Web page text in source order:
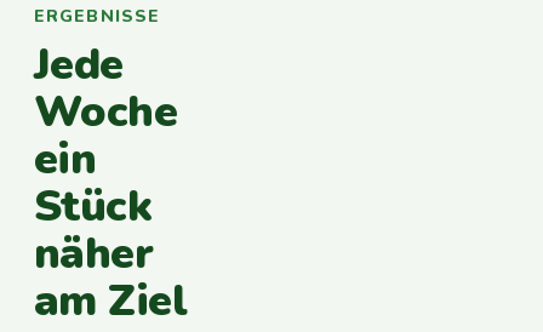
ERGEBNISSE
Jede
Woche
ein
Stück
näher
am Ziel